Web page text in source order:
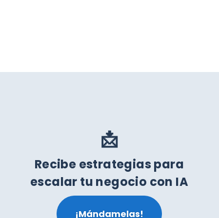
📩
Recibe estrategias para
escalar tu negocio con IA
¡Mándamelas!